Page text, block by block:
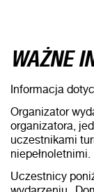
WAŻNE
Informacja
Organizator
organizatora,
uczestnikami
niepełnoletnimi.
Uczestnicy